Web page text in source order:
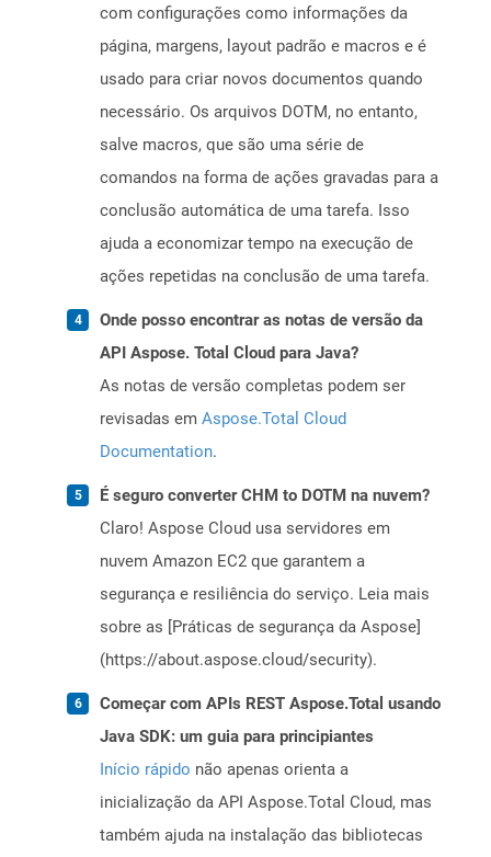
com configurações como informações da
página, margens, layout padrão e macros e é
usado para criar novos documentos quando
necessário. Os arquivos DOTM, no entanto,
salve macros, que são uma série de
comandos na forma de ações gravadas para a
conclusão automática de uma tarefa. Isso
ajuda a economizar tempo na execução de
ações repetidas na conclusão de uma tarefa.
Onde posso encontrar as notas de versão da
API Aspose. Total Cloud para Java?
As notas de versão completas podem ser
revisadas em Aspose.Total Cloud
Documentation.
É seguro converter CHM to DOTM na nuvem?
Claro! Aspose Cloud usa servidores em
nuvem Amazon EC2 que garantem a
segurança e resiliência do serviço. Leia mais
sobre as [Práticas de segurança da Aspose]
(https://about.aspose.cloud/security).
Começar com APIs REST Aspose.Total usando
Java SDK: um guia para principiantes
Início rápido não apenas orienta a
inicialização da API Aspose.Total Cloud, mas
também ajuda na instalação das bibliotecas